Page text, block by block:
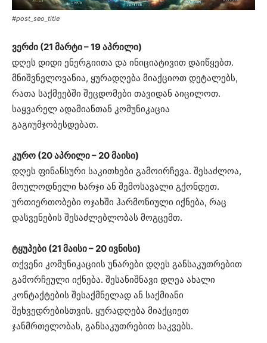
#post_seo_title
ვერძი (21 მარტი – 19 აპრილი)
დღეს დიდი ენერგიითა და ინიციატივით დაიწყებთ.
მნიშვნელოვანია, ყურადღება მიაქციოთ დეტალებს,
რათა საქმეებში შეცდომები თავიდან აიცილოთ.
საყვარელ ადამიანთან კომუნიკაცია
გაგიუმჯობესდებათ.
კურო (20 აპრილი – 20 მაისი)
დღეს ფინანსური საკითხები გამოირჩევა. შესაძლოა,
მოულოდნელი ხარჯი ან შემოსავალი გქონდეთ.
ურთიერთობები ოჯახში ჰარმონიული იქნება, რაც
დასვენების შესაძლებლობას მოგცემთ.
ტყუპები (21 მაისი – 20 ივნისი)
თქვენი კომუნიკაციის უნარები დღეს განსაკუთრებით
გამორჩეული იქნება. შესანიშნავი დღეა ახალი
კონტაქტების შესაქმნელად ან საქმიანი
შეხვედრებისთვის. ყურადღება მიაქციეთ
ჯანმრთელობას, განსაკუთრებით საკვებს.